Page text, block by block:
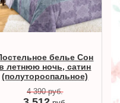
белье Сон
в летнюю ночь, сатин
(полутороспальное)
4 390руб.